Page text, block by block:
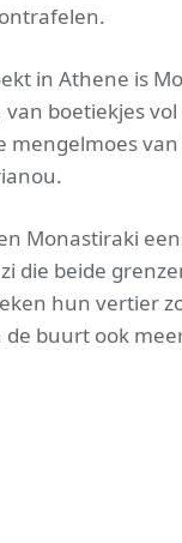
in Athene is
boetiekjes
mengelmoes
Monastiraki
die beide
hun vertier
buurt ook